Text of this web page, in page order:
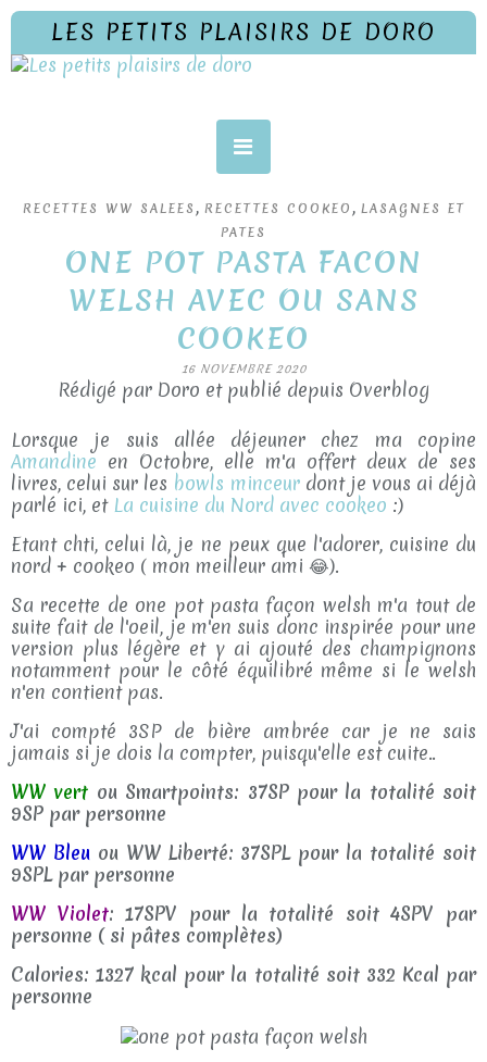
LES PETITS PLAISIRS DE DORO
RECETTES WW SALEES , RECETTES COOKEO , LASAGNES ET
PATES
ONE POT PASTA FACON
WELSH AVEC OU SANS
COOKEO
16 NOVEMBRE 2020
Rédigé par Doro et publié depuis Overblog
Lorsque je suis allée déjeuner chez ma copine
Amandine en Octobre, elle m'a offert deux de ses
livres, celui sur les bowls minceur dont je vous ai déjà
parlé ici, et La cuisine du Nord avec cookeo :)
Etant chti, celui là, je ne peux que l'adorer, cuisine du
nord + cookeo ( mon meilleur ami 😂).
Sa recette de one pot pasta façon welsh m'a tout de
suite fait de l'oeil, je m'en suis donc inspirée pour une
version plus légère et y ai ajouté des champignons
notamment pour le côté équilibré même si le welsh
n'en contient pas.
J'ai compté 3SP de bière ambrée car je ne sais
jamais si je dois la compter, puisqu'elle est cuite..
WW vert ou Smartpoints: 37SP pour la totalité soit
9SP par personne
WW Bleuou WW Liberté: 37SPL pour la totalité soit
9SPL par personne
WW Violet: 17SPV pour la totalité soit 4SPV par
personne ( si pâtes complètes)
Calories: 1327 kcal pour la totalité soit 332 Kcal par
personne